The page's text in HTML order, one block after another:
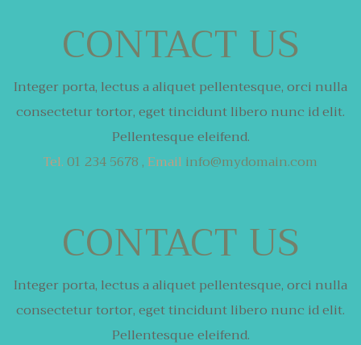
CONTACT US
Integer porta, lectus a aliquet pellentesque,orci nulla
consectetur tortor,eget tincidunt libero nunc id elit.
Pellentesque eleifend.
Tel.01 234 5678 , Email info@mydomain.com
CONTACT US
Integer porta, lectus a aliquet pellentesque,orci nulla
consectetur tortor,eget tincidunt libero nunc id elit.
Pellentesque eleifend.